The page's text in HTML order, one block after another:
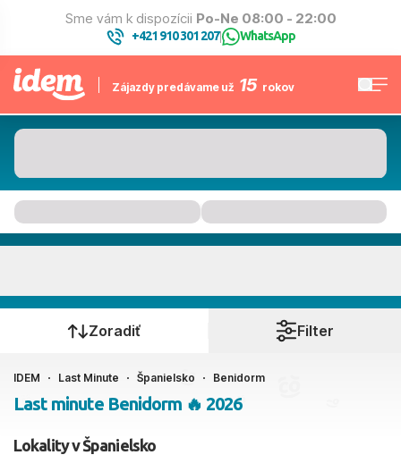
Sme vám k dispozícii Po-Ne 08:00 - 22:00
+421 910 301 207| WhatsApp
Zájazdy predávame už 15 rokov
Kedy cestujete?
Ako cestujete?
2 dospelí, 0 deti
Zoradiť Filter
IDEM Last Minute Španielsko Benidorm
Last minute Benidorm 🔥 2026
Lokality v Španielsko